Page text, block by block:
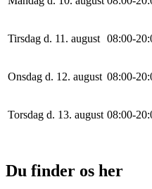
Tirsdag d. 11. august 08:00-20:
Onsdag d. 12. august 08:00-20:
Torsdag d. 13. august 08:00-20:
Du finder os her